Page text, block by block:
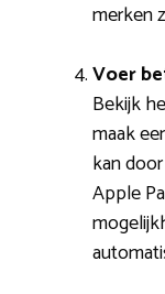
merken
Voer
Bekijk
maak
kan
Apple